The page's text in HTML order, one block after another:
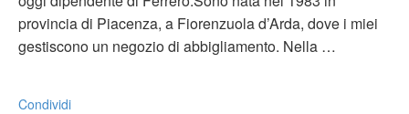
provincia di Piacenza, a Fiorenzuola d’Arda, dove i miei
gestiscono un negozio di abbigliamento. Nella …
Condividi